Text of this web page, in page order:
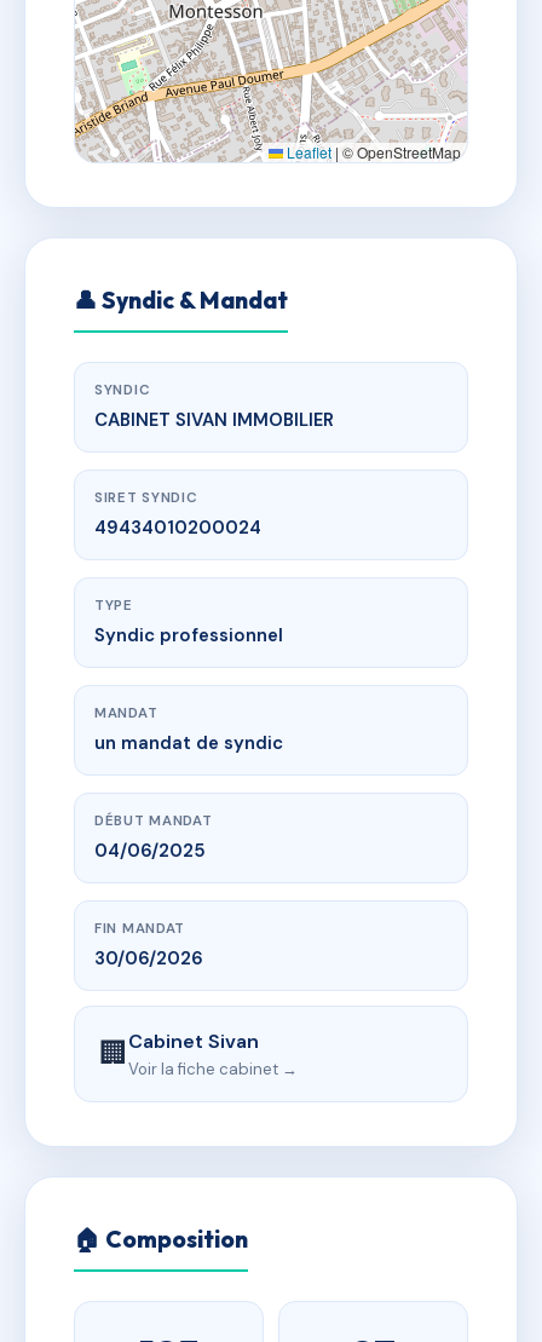
Leaflet | © OpenStreetMap
👤 Syndic & Mandat
SYNDIC
CABINET SIVAN IMMOBILIER
SIRET SYNDIC
49434010200024
TYPE
Syndic professionnel
MANDAT
un mandat de syndic
DÉBUT MANDAT
04/06/2025
FIN MANDAT
30/06/2026
🏢Cabinet Sivan
Voir la fiche cabinet →
🏠 Composition